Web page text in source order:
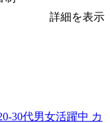
詳細を表示